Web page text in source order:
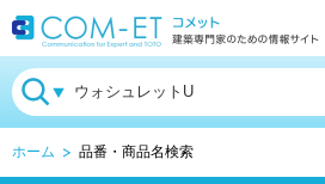
ホーム 品番・商品名検索